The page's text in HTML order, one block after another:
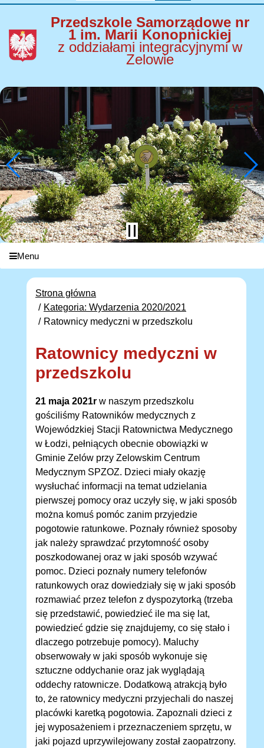
Przedszkole Samorządowe nr
1 im. Marii Konopnickiej
z oddziałami integracyjnymi w
Zelowie
Menu
Strona główna
Kategoria: Wydarzenia 2020/2021
Ratownicy medyczni w przedszkolu
Ratownicy medyczni w
przedszkolu
21 maja 2021r w naszym przedszkolu
gościliśmy Ratowników medycznych z
Wojewódzkiej Stacji Ratownictwa Medycznego
w Łodzi, pełniących obecnie obowiązki w
Gminie Zelów przy Zelowskim Centrum
Medycznym SPZOZ. Dzieci miały okazję
wysłuchać informacji na temat udzielania
pierwszej pomocy oraz uczyły się, w jaki sposób
można komuś pomóc zanim przyjedzie
pogotowie ratunkowe. Poznały również sposoby
jak należy sprawdzać przytomność osoby
poszkodowanej oraz w jaki sposób wzywać
pomoc. Dzieci poznały numery telefonów
ratunkowych oraz dowiedziały się w jaki sposób
rozmawiać przez telefon z dyspozytorką (trzeba
się przedstawić, powiedzieć ile ma się lat,
powiedzieć gdzie się znajdujemy, co się stało i
dlaczego potrzebuje pomocy). Maluchy
obserwowały w jaki sposób wykonuje się
sztuczne oddychanie oraz jak wyglądają
oddechy ratownicze. Dodatkową atrakcją było
to, że ratownicy medyczni przyjechali do naszej
placówki karetką pogotowia. Zapoznali dzieci z
jej wyposażeniem i przeznaczeniem sprzętu, w
jaki pojazd uprzywilejowany został zaopatrzony.